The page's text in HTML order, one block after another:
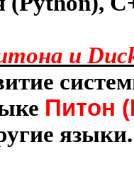
и
Питон (
языки.